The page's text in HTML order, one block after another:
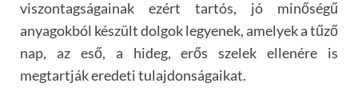
viszontagságainak ezért tartós, jó minőségű
anyagokból készült dolgok legyenek, amelyek a tűző
nap, az eső, a hideg, erős szelek ellenére is
megtartják eredeti tulajdonságaikat.